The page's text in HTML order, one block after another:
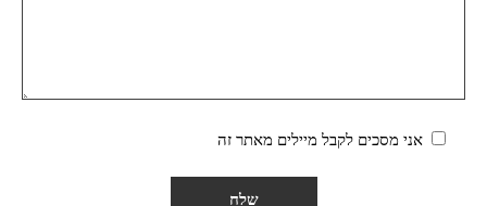
אני מסכים לקבל מיילים מאתר זה